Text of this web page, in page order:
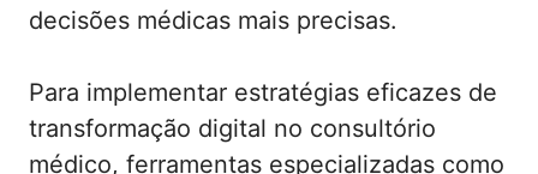
decisões médicas mais precisas.
Para implementar estratégias eficazes de
transformação digital no consultório
médico, ferramentas especializadas como